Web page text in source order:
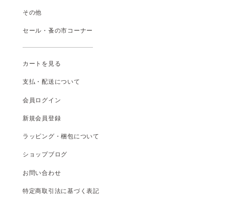
その他
セール・蚤の市コーナー
カートを見る
支払 ・配送について
会員ログイン
新規会員登録
ラッピング・梱包について
ショップブログ
お問い合わせ
特定商取引法に基づく表記